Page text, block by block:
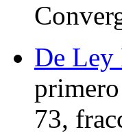
De Ley
73,